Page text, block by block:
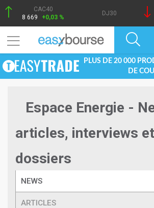
CAC40
8 669
+0,03 %
DJ30
PLUS DE 20 000
DE
Espace Energie -
articles, interviews et
dossiers
NEWS
ARTICLES